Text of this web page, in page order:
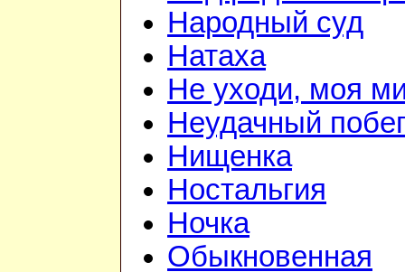
Народный суд
Натаха
Не уходи, моя
Неудачный
Нищенка
Ностальгия
Ночка
Обыкновенная